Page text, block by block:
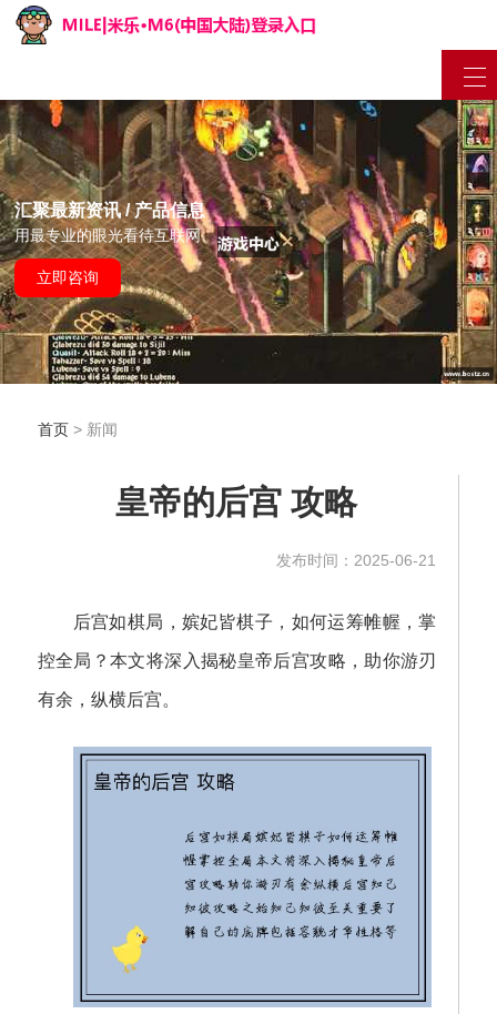
汇聚最新资讯 / 产品信息
用最专业的眼光看待互联网
立即咨询
首页> 新闻
皇帝的后宫 攻略
发布时间：2025-06-21
后宫如棋局，嫔妃皆棋子，如何运筹帷幄，掌
控全局？本文将深入揭秘皇帝后宫攻略，助你游刃
有余，纵横后宫。